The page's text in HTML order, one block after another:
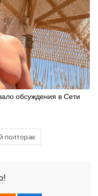
обсуждения в Сети
полторак